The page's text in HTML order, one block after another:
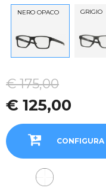
NERO OPACO GRIGIO
€ 175,00
€ 125,00